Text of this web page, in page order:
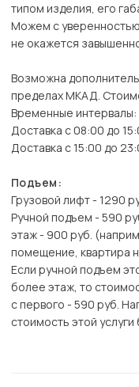
типом изделия, его
Можем с уверенностью
не окажется
Возможна
пределах МКАД.
Временные интервалы:
Доставка с 08:00 до
Доставка с 15:00 до
Подъем:
Грузовой лифт - 1290
Ручной подъем - 590
этаж - 900 руб.
помещение, квартира
Если ручной подъем
более этаж, то
с первого - 590 руб.
стоимость этой